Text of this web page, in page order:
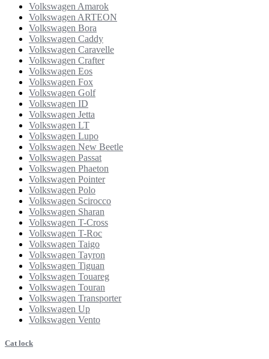
Volkswagen Amarok
Volkswagen ARTEON
Volkswagen Bora
Volkswagen Caddy
Volkswagen Caravelle
Volkswagen Crafter
Volkswagen Eos
Volkswagen Fox
Volkswagen Golf
Volkswagen ID
Volkswagen Jetta
Volkswagen LT
Volkswagen Lupo
Volkswagen New Beetle
Volkswagen Passat
Volkswagen Phaeton
Volkswagen Pointer
Volkswagen Polo
Volkswagen Scirocco
Volkswagen Sharan
Volkswagen T-Cross
Volkswagen T-Roc
Volkswagen Taigo
Volkswagen Tayron
Volkswagen Tiguan
Volkswagen Touareg
Volkswagen Touran
Volkswagen Transporter
Volkswagen Up
Volkswagen Vento
Cat lock